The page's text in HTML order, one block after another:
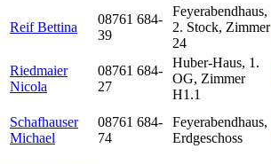
Reif Bettina
08761 684-
39
Feyerabendhaus,
2. Stock, Zimmer
24
Riedmaier
Nicola
08761 684-
27
Huber-Haus, 1.
OG, Zimmer
H1.1
Schafhauser
Michael
08761 684-
74
Feyerabendhaus,
Erdgeschoss